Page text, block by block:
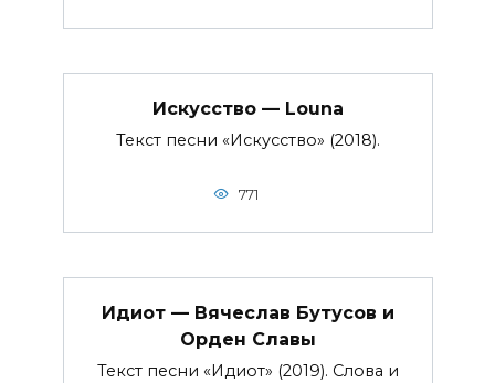
Искусство — Louna
Текст песни «Искусство» (2018).
771
Идиот — Вячеслав Бутусов и
Орден Славы
Текст песни «Идиот» (2019). Слова и